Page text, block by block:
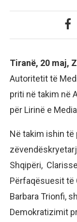
Tiranë, 20 maj,
Autoritetit të
priti në takim në
për Lirinë e
Në takim ishin të
Shqipëri,
Përfaqësuesit të
Barbara Trionfi,
Demokratizimit